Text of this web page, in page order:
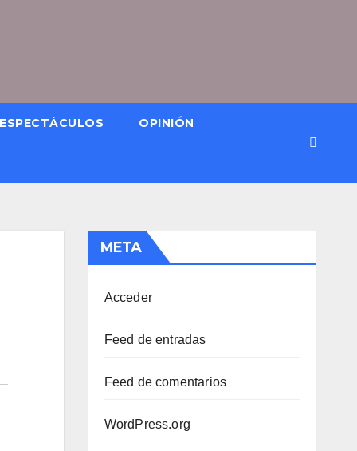
ESPECTÁCULOS OPINIÓN
META
Acceder
Feed de entradas
Feed de comentarios
WordPress.org